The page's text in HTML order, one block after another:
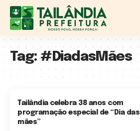
Tag: #DiadasMães
Tailândia celebra 38 anos com
programação especial de “Dia das
mães”